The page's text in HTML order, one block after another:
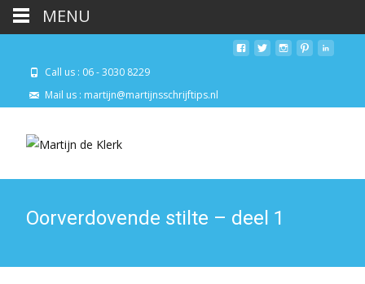
Call us : 06 - 3030 8229
Mail us : martijn@martijnsschrijftips.nl
Oorverdovende stilte – deel 1
MENU